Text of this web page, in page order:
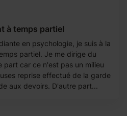
à temps partiel
en psychologie, je suis à la
partiel. Je me dirige du
car ce n'est pas un milieu
reprise effectué de la garde
aux devoirs. D'autre part...